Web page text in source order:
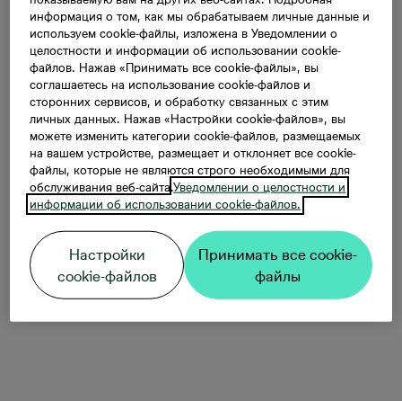
начинает развитие Ганибу дамбис
информация о том, как мы обрабатываем личные данные и
используем cookie-файлы, изложена в Уведомлении о
целостности и информации об использовании cookie-
файлов. Нажав «Принимать все cookie-файлы», вы
соглашаетесь на использование cookie-файлов и
сторонних сервисов, и обработку связанных с этим
личных данных. Нажав «Настройки cookie-файлов», вы
можете изменить категории cookie-файлов, размещаемых
на вашем устройстве, размещает и отклоняет все cookie-
файлы, которые не являются строго необходимыми для
обслуживания веб-сайта.Уведомлении о целостности и
информации об использовании cookie-файлов.
Настройки
cookie-файлов
Принимать все cookie-
файлы